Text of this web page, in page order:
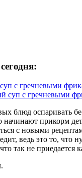
с гречневыми
блюд оспаривать
начинают прикорм
с новыми
ведь это то, что
так не приедается